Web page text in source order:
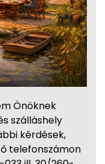
Önöknek
szálláshely
kérdések,
telefonszámon